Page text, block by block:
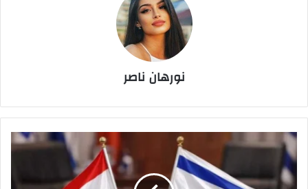
نورهان ناصر
محادثات
لبنان
وإسرائيل
في